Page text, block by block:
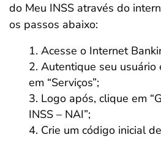
do Meu INSS através do
os passos abaixo:
Acesse o Internet
Autentique seu usuário
em “Serviços”;
Logo após, clique em
INSS – NAI”;
Crie um código inicial